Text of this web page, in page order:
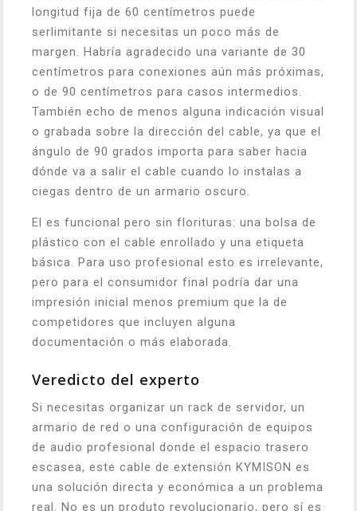
longitud fija de 60 centímetros puede
serlimitante si necesitas un poco más de
margen. Habría agradecido una variante de 30
centímetros para conexiones aún más próximas,
o de 90 centímetros para casos intermedios.
También echo de menos alguna indicación visual
o grabada sobre la dirección del cable, ya que el
ángulo de 90 grados importa para saber hacia
dónde va a salir el cable cuando lo instalas a
ciegas dentro de un armario oscuro.
El es funcional pero sin florituras: una bolsa de
plástico con el cable enrollado y una etiqueta
básica. Para uso profesional esto es irrelevante,
pero para el consumidor final podría dar una
impresión inicial menos premium que la de
competidores que incluyen alguna
documentación o más elaborada.
Veredicto del experto
Si necesitas organizar un rack de servidor, un
armario de red o una configuración de equipos
de audio profesional donde el espacio trasero
escasea, este cable de extensión KYMISON es
una solución directa y económica a un problema
real. No es un produto revolucionario, pero sí es